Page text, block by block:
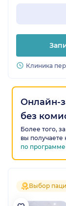
Клиника
Онлайн-
без
Более того,
вы получаете
по
Выбор